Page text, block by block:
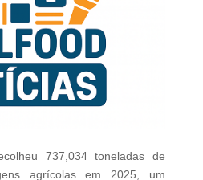
737,034 toneladas de
agrícolas em 2025, um